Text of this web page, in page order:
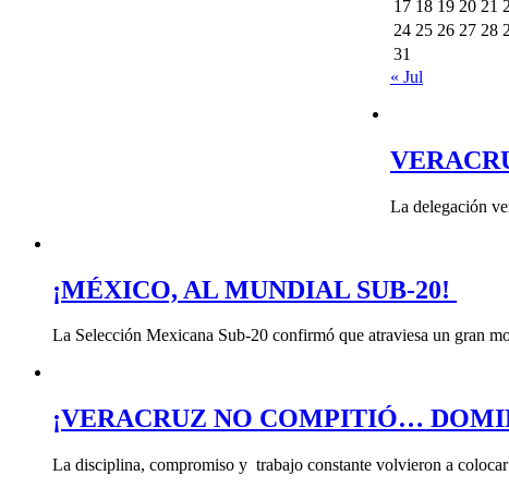
17 18 19 20 21
24 25 26 27 28
31
« Jul
La delegación
¡MÉXICO, AL MUNDIAL SUB-20!
La Selección Mexicana Sub-20 confirmó que atraviesa un gran
¡VERACRUZ NO COMPITIÓ…
La disciplina, compromiso y trabajo constante volvieron a